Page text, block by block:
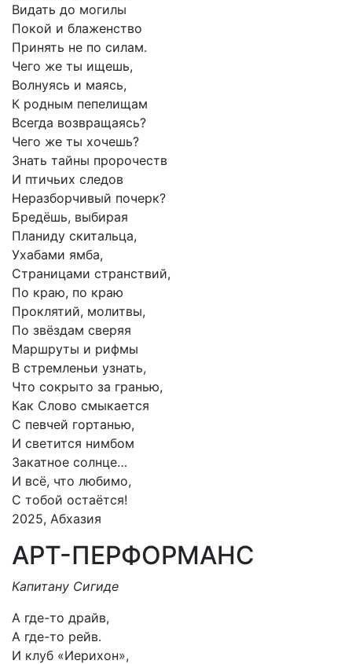
Видать до могилы
Покой и блаженство
Принять не по силам.
Чего же ты ищешь,
Волнуясь и маясь,
К родным пепелищам
Всегда возвращаясь?
Чего же ты хочешь?
Знать тайны пророчеств
И птичьих следов
Неразборчивый почерк?
Бредёшь, выбирая
Планиду скитальца,
Ухабами ямба,
Страницами странствий,
По краю, по краю
Проклятий, молитвы,
По звёздам сверяя
Маршруты и рифмы
В стремленьи узнать,
Что сокрыто за гранью,
Как Слово смыкается
С певчей гортанью,
И светится нимбом
Закатное солнце…
И всё, что любимо,
С тобой остаётся!
2025, Абхазия
АРТ-ПЕРФОРМАНС
Капитану Сигиде
А где-то драйв,
А где-то рейв.
И клуб «Иерихон»,